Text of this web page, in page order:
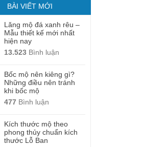
BÀI VIẾT MỚI
Lăng mộ đá xanh rêu –
Mẫu thiết kế mới nhất
hiện nay
13.523 Bình luận
Bốc mộ nên kiêng gì?
Những điều nên tránh
khi bốc mộ
477 Bình luận
Kích thước mộ theo
phong thủy chuẩn kích
thước Lỗ Ban